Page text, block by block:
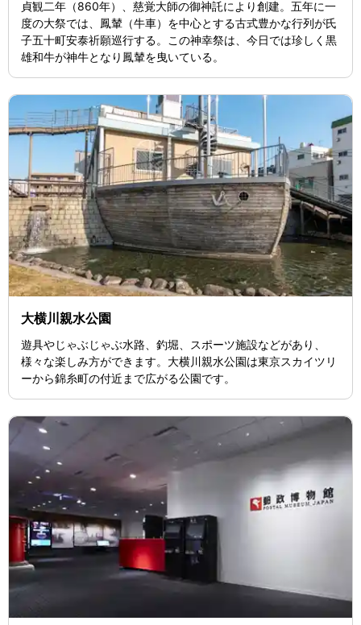
貞観二年（860年）、慈覚大師の御神託により創建。五年に一
度の大祭では、鳳輦（牛車）を中心とする古式豊かな行列が氏
子五十町安泰祈願巡行する。この神幸祭は、今日では珍しく黒
雄和牛が神牛となり鳳輦を曳いている。
大横川親水公園
遊具やじゃぶじゃぶ水路、釣堀、スポーツ施設などがあり、
様々な楽しみ方ができます。大横川親水公園は東京スカイツリ
ーから錦糸町の付近まで広がる公園です。